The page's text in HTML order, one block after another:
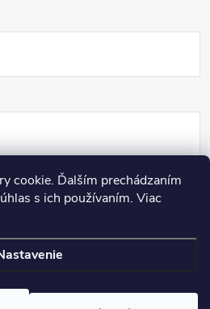
cookie. Ďalším prechádzaním
s ich používaním. Viac
. Všetky práva vyhradené.